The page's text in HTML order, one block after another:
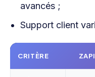
avancés ;
Support client
CRITÈRE